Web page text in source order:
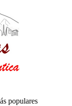
populares